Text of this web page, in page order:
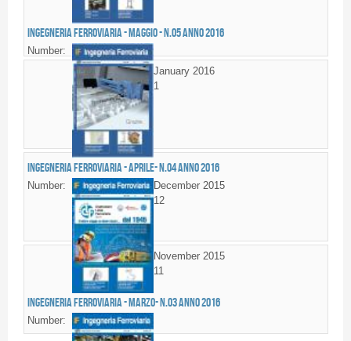
Ingegneria Ferroviaria - MAGGIO - n.05 anno 2016
Number:
Ingegneria Ferroviaria - APRILE- n.04 anno 2016
Number:
Ingegneria Ferroviaria - MARZO- n.03 anno 2016
Number:
January 2016
1
December 2015
12
November 2015
11